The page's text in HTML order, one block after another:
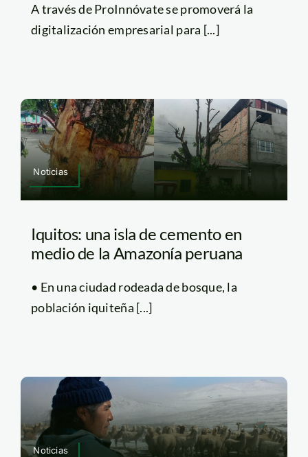
A través de ProInnóvate se promoverá la
digitalización empresarial para [...]
Noticias
Iquitos: una isla de cemento en
medio de la Amazonía peruana
• En una ciudad rodeada de bosque, la
población iquiteña [...]
Noticias